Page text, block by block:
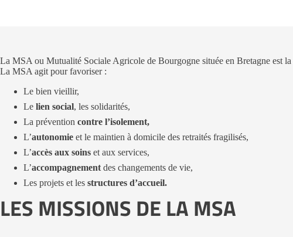
La MSA ou Mutualité Sociale Agricole de Bourgogne située en Bretagne est la
La MSA agit pour favoriser :
Le bien vieillir,
Le lien social, les solidarités,
La prévention contre l’isolement,
L’autonomie et le maintien à domicile des retraités fragilisés,
L’accès aux soins et aux services,
L’accompagnement des changements de vie,
Les projets et les structures d’accueil.
LES MISSIONS DE LA MSA